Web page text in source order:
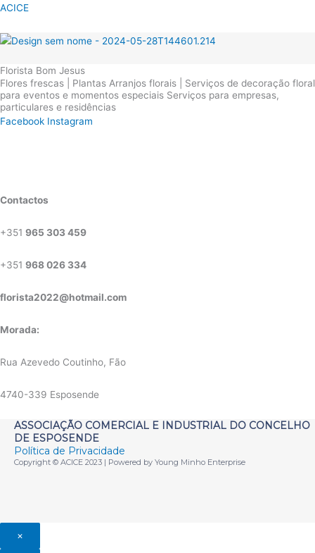
ACICE
Florista Bom Jesus
Flores frescas | Plantas Arranjos florais | Serviços de decoração floral
para eventos e momentos especiais Serviços para empresas,
particulares e residências
Facebook Instagram
Contactos
+351 965 303 459
+351 968 026 334
florista2022@hotmail.com
Morada:
Rua Azevedo Coutinho, Fão
4740-339 Esposende
ASSOCIAÇÃO COMERCIAL E INDUSTRIAL DO CONCELHO
DE ESPOSENDE
Política de Privacidade
Copyright © ACICE 2023 | Powered by Young Minho Enterprise
×